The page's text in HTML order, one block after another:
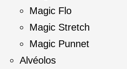
Magic Flo
Magic Stretch
Magic Punnet
Alvéolos